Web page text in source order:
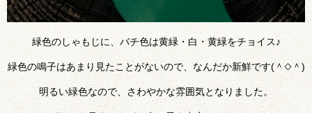
緑色のしゃもじに、バチ色は黄緑・白・黄緑をチョイス♪
緑色の鳴子はあまり見たことがないので、なんだか新鮮です(＾◇＾)
明るい緑色なので、さわやかな雰囲気となりました。